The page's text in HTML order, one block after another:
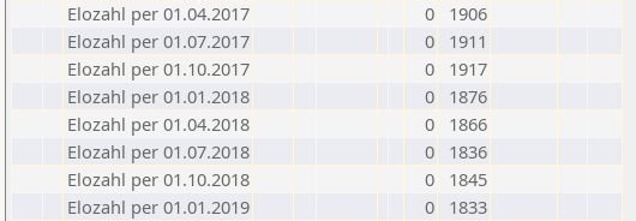
Elozahl per 01.04.2017
0
1906
Elozahl per 01.07.2017
0
1911
Elozahl per 01.10.2017
0
1917
Elozahl per 01.01.2018
0
1876
Elozahl per 01.04.2018
0
1866
Elozahl per 01.07.2018
0
1836
Elozahl per 01.10.2018
0
1845
Elozahl per 01.01.2019
0
1833